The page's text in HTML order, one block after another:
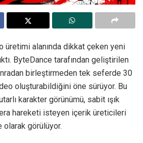
üretimi alanında dikkat çeken yeni
ByteDance tarafından geliştirilen
birleştirmeden tek seferde 30
oluşturabildiğini öne sürüyor. Bu
karakter görünümü, sabit ışık
hareketi isteyen içerik üreticileri
görülüyor.